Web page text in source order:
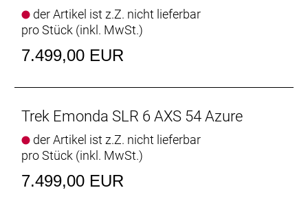
- Aerodynamische Rohrprofile machen dieses
Émonda sowohl auf flachen Abschnitten als auch
auf deftigen Anstiegen zu einer blitzschnellen
Schneller auf Anstiegen, schneller auf flachen
Abschnitten. Egal, wo du fährst, die
aerodynamischen Rohrformen des brandneuen
Émonda verschaffen dir überall einen spürbaren
der Artikel ist z.Z. nicht lieferbar
pro Stück (inkl. MwSt.)
7.499,00 EUR
Trek Emonda SLR 6 AXS 54 Azure
der Artikel ist z.Z. nicht lieferbar
pro Stück (inkl. MwSt.)
7.499,00 EUR